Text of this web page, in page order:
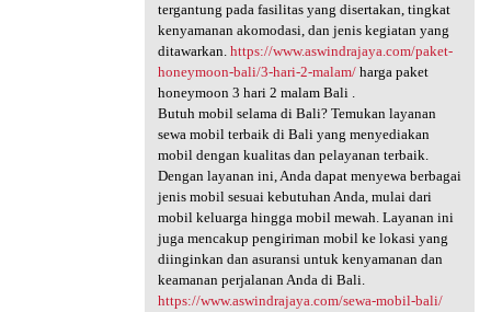
tergantung pada fasilitas yang disertakan, tingkat
kenyamanan akomodasi, dan jenis kegiatan yang
ditawarkan. https://www.aswindrajaya.com/paket-
honeymoon-bali/3-hari-2-malam/harga paket
honeymoon 3 hari 2 malam Bali .
Butuh mobil selama di Bali? Temukan layanan
sewa mobil terbaik di Bali yang menyediakan
mobil dengan kualitas dan pelayanan terbaik.
Dengan layanan ini, Anda dapat menyewa berbagai
jenis mobil sesuai kebutuhan Anda, mulai dari
mobil keluarga hingga mobil mewah. Layanan ini
juga mencakup pengiriman mobil ke lokasi yang
diinginkan dan asuransi untuk kenyamanan dan
keamanan perjalanan Anda di Bali.
https://www.aswindrajaya.com/sewa-mobil-bali/